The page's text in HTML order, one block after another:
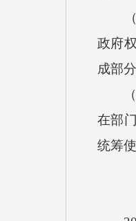
（四
政府
成部
（五
在部
统筹